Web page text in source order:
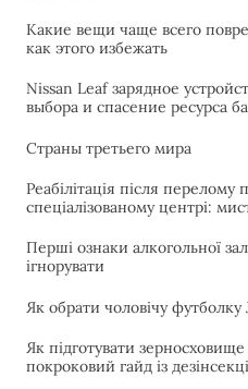
Какие вещи чаще всего
как этого избежать
Nissan Leaf зарядное
выбора и спасение ресурса
Страны третьего мира
Реабілітація після перелому
спеціалізованому центрі:
Перші ознаки алкогольної
ігнорувати
Як обрати чоловічу футболку
Як підготувати
покроковий гайд із